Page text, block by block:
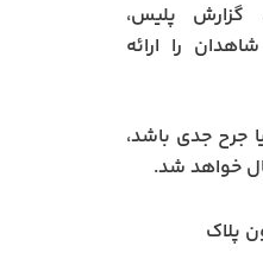
گزارش پلیس،
را ارائه
جرح جدی باشد،
خواهد شد.
پلاک